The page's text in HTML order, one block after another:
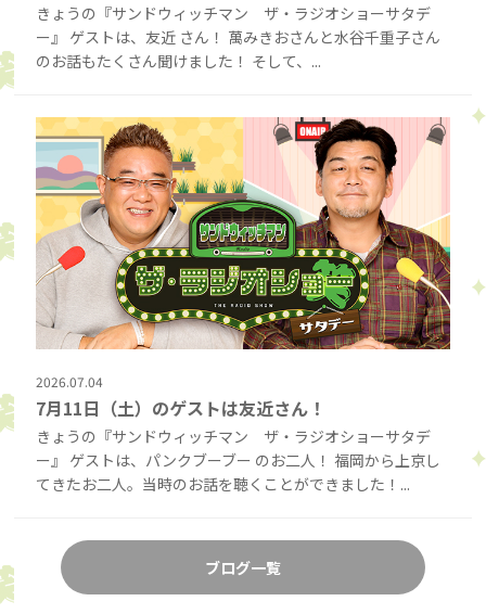
きょうの『サンドウィッチマン ザ・ラジオショーサタデ
ー』 ゲストは、友近 さん！ 萬みきおさんと水谷千重子さん
のお話もたくさん聞けました！ そして、...
2026.07.04
7月11日（土）のゲストは友近さん！
きょうの『サンドウィッチマン ザ・ラジオショーサタデ
ー』 ゲストは、パンクブーブー のお二人！ 福岡から上京し
てきたお二人。当時のお話を聴くことができました！...
ブログ一覧